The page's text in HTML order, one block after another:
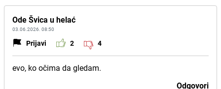
Ode Švica u helać
03.06.2026. 08:50
Prijavi 2 4
evo, ko očima da gledam.
Odgovori